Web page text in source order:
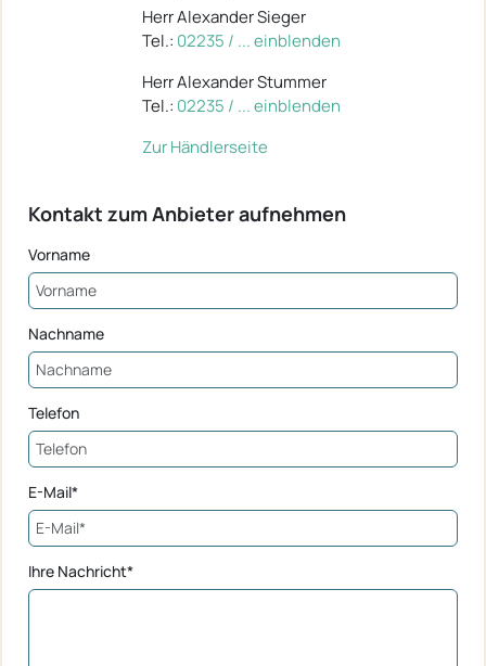
Herr Alexander Sieger
Tel.: 02235 / ... einblenden
Herr Alexander Stummer
Tel.: 02235 / ... einblenden
Zur Händlerseite
Kontakt zum Anbieter aufnehmen
Vorname
Nachname
Telefon
E-Mail*
Ihre Nachricht*